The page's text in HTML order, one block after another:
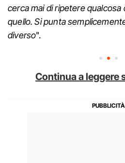
cerca mai di ripetere qualcosa
quello. Si punta
diverso".
Continua a leggere